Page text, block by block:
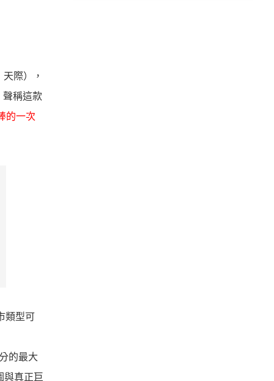
際），
聲稱這款
的一次
類型可
的最大
與真正巨